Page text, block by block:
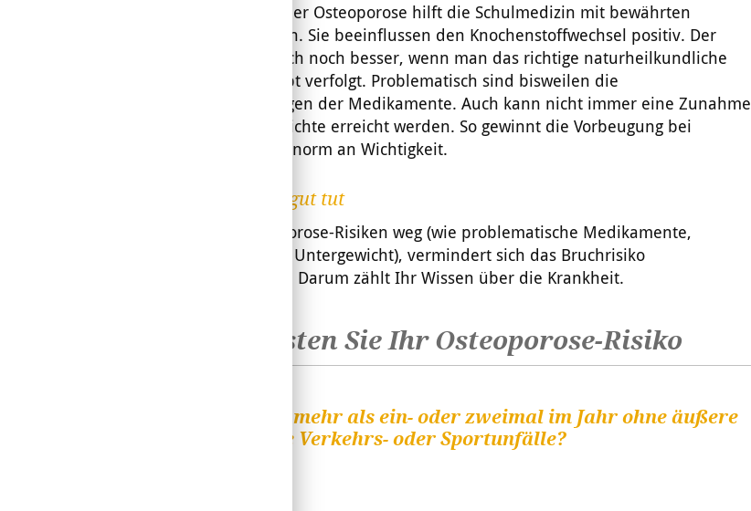
Bei bestehender Osteoporose hilft die Schulmedizin mit bewährten
Medikamenten. Sie beeinflussen den Knochenstoffwechsel positiv. Der
Effekt ist jedoch noch besser, wenn man das richtige naturheilkundliche
Gesamtkonzept verfolgt. Problematisch sind bisweilen die
Nebenwirkungen der Medikamente. Auch kann nicht immer eine Zunahme
der Knochendichte erreicht werden. So gewinnt die Vorbeugung bei
Osteoporose enorm an Wichtigkeit.
Wissen was gut tut
Fallen Osteoporose-Risiken weg (wie problematische Medikamente,
Rauchen oder Untergewicht), vermindert sich das Bruchrisiko
entsprechend. Darum zählt Ihr Wissen über die Krankheit.
Testen Sie Ihr Osteoporose-Risiko
Stürzen Sie mehr als ein- oder zweimal im Jahr ohne äußere
Anlässe wie Verkehrs- oder Sportunfälle?